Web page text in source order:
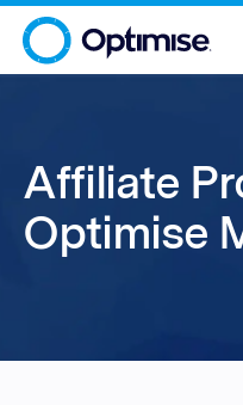
Affiliate
Optimise